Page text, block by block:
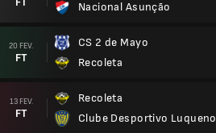
Nacional Asunção
20 FEV.
FT
CS 2 de Mayo
Recoleta
13 FEV.
FT
Recoleta
Clube Desportivo Luqueno